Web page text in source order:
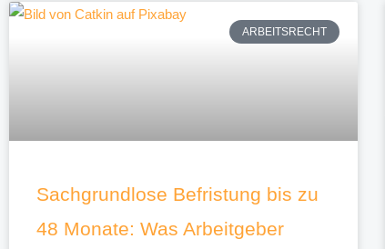
ARBEITSRECHT
Sachgrundlose Befristung bis zu
48 Monate: Was Arbeitgeber